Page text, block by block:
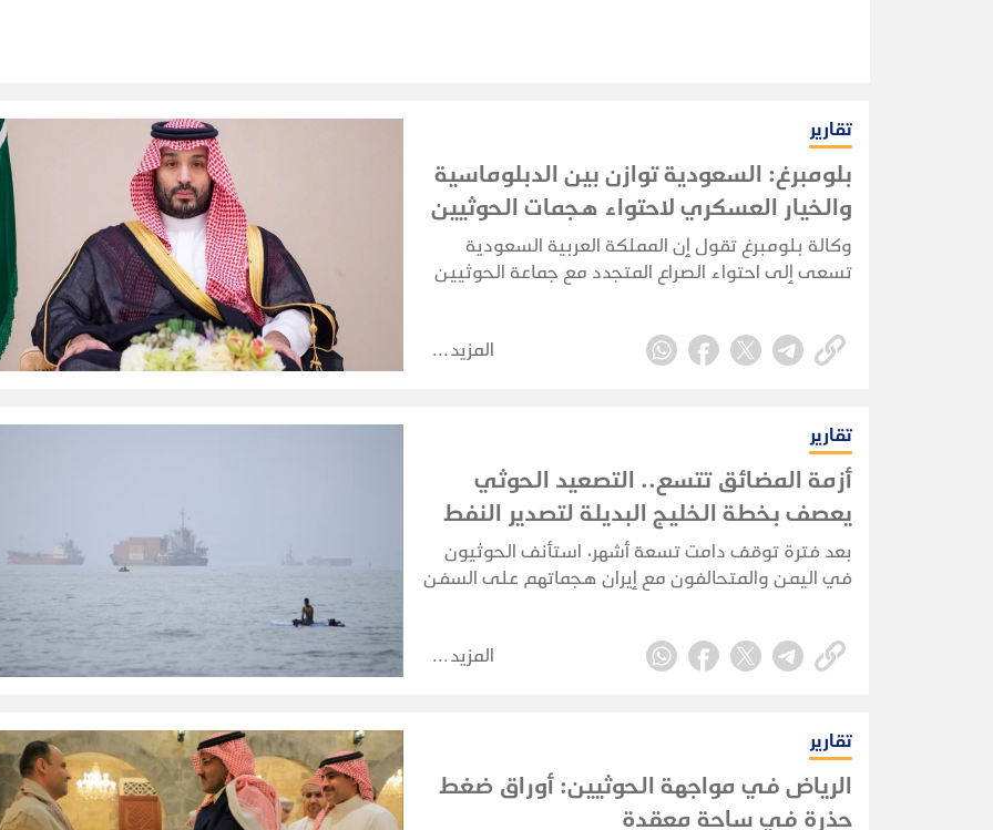
تقارير
بلومبرغ: السعودية توازن بين الدبلوماسية
والخيار العسكري لاحتواء هجمات الحوثيين
وكالة بلومبرغ تقول إن المملكة العربية السعودية
تسعى إلى احتواء الصراع المتجدد مع جماعة الحوثيين
النفطي واقتصادها.
المزيد
تقارير
أزمة المضائق تتسع.. التصعيد الحوثي
يعصف بخطة الخليج البديلة لتصدير النفط
بعد فترة توقف دامت تسعة أشهر، استأنف الحوثيون
في اليمن والمتحالفون مع إيران هجماتهم على السفن
السعودية.
المزيد
تقارير
الرياض في مواجهة الحوثيين: أوراق ضغط
حذرة في ساحة معقدة